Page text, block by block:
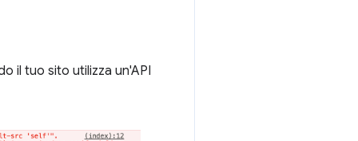
il tuo sito utilizza un'API